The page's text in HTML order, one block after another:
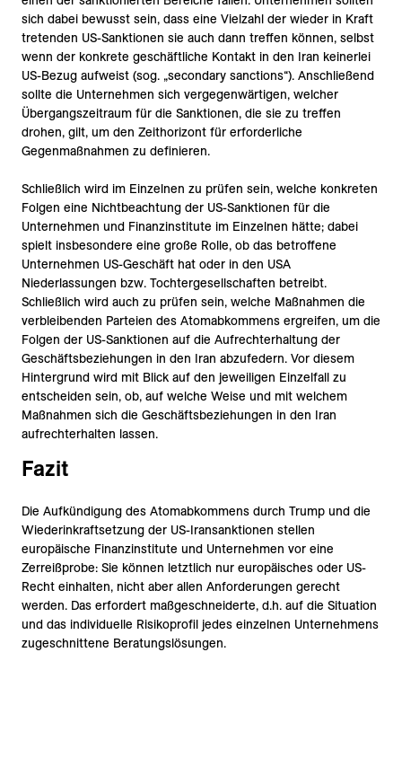
sich dabei bewusst sein, dass eine Vielzahl der wieder in Kraft
tretenden US-Sanktionen sie auch dann treffen können, selbst
wenn der konkrete geschäftliche Kontakt in den Iran keinerlei
US-Bezug aufweist (sog. „secondary sanctions“). Anschließend
sollte die Unternehmen sich vergegenwärtigen, welcher
Übergangszeitraum für die Sanktionen, die sie zu treffen
drohen, gilt, um den Zeithorizont für erforderliche
Gegenmaßnahmen zu definieren.
Schließlich wird im Einzelnen zu prüfen sein, welche konkreten
Folgen eine Nichtbeachtung der US-Sanktionen für die
Unternehmen und Finanzinstitute im Einzelnen hätte; dabei
spielt insbesondere eine große Rolle, ob das betroffene
Unternehmen US-Geschäft hat oder in den USA
Niederlassungen bzw. Tochtergesellschaften betreibt.
Schließlich wird auch zu prüfen sein, welche Maßnahmen die
verbleibenden Parteien des Atomabkommens ergreifen, um die
Folgen der US-Sanktionen auf die Aufrechterhaltung der
Geschäftsbeziehungen in den Iran abzufedern. Vor diesem
Hintergrund wird mit Blick auf den jeweiligen Einzelfall zu
entscheiden sein, ob, auf welche Weise und mit welchem
Maßnahmen sich die Geschäftsbeziehungen in den Iran
aufrechterhalten lassen.
Fazit
Die Aufkündigung des Atomabkommens durch Trump und die
Wiederinkraftsetzung der US-Iransanktionen stellen
europäische Finanzinstitute und Unternehmen vor eine
Zerreißprobe: Sie können letztlich nur europäisches oder US-
Recht einhalten, nicht aber allen Anforderungen gerecht
werden. Das erfordert maßgeschneiderte, d.h. auf die Situation
und das individuelle Risikoprofil jedes einzelnen Unternehmens
zugeschnittene Beratungslösungen.